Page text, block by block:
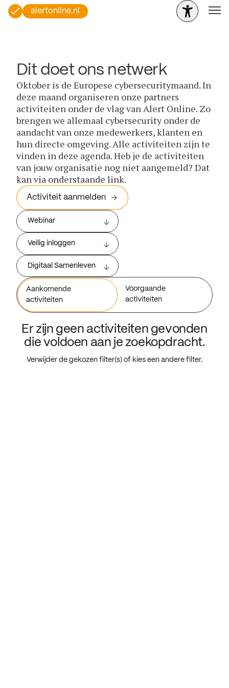
alertonline.nl
Dit doet ons netwerk
Oktober is de Europese cybersecuritymaand. In
deze maand organiseren onze partners
activiteiten onder de vlag van Alert Online. Zo
brengen we allemaal cybersecurity onder de
aandacht van onze medewerkers, klanten en
hun directe omgeving. Alle activiteiten zijn te
vinden in deze agenda. Heb je de activiteiten
van jouw organisatie nog niet aangemeld? Dat
kan via onderstaande link.
Activiteit aanmelden
Webinar
Veilig inloggen
Digitaal Samenleven
Aankomende
activiteiten
Voorgaande
activiteiten
Er zijn geen activiteiten gevonden
die voldoen aan je zoekopdracht.
Verwijder de gekozen filter(s) of kies een andere filter.